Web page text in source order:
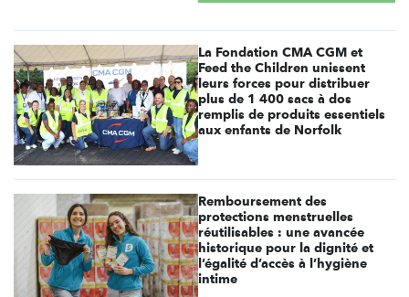
La Fondation CMA CGM et
Feed the Children unissent
leurs forces pour distribuer
plus de 1 400 sacs à dos
remplis de produits essentiels
aux enfants de Norfolk
Remboursement des
protections menstruelles
réutilisables : une avancée
historique pour la dignité et
l’égalité d’accès à l’hygiène
intime